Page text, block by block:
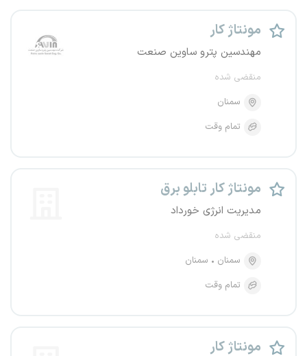
مونتاژ کار
مهندسین پترو ساوین صنعت
منقضی شده
سمنان
تمام وقت
مونتاژ کار تابلو برق
مدیریت انرژی خورداد
منقضی شده
سمنان
سمنان
تمام وقت
مونتاژ کار